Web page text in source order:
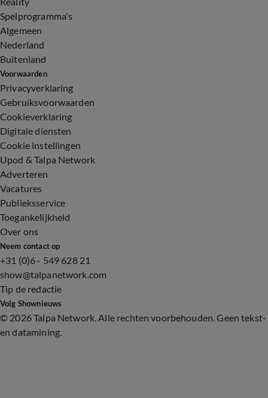
Spelprogramma's
Algemeen
Nederland
Buitenland
Voorwaarden
Privacyverklaring
Gebruiksvoorwaarden
Cookieverklaring
Digitale diensten
Cookie instellingen
Upod & Talpa Network
Adverteren
Vacatures
Publieksservice
Toegankelijkheid
Over ons
Neem contact op
+31 (0)6 - 549 628 21
show@talpanetwork.com
Tip de redactie
Volg Shownieuws
© 2026 Talpa Network. Alle rechten voorbehouden. Geen tekst-
en datamining.